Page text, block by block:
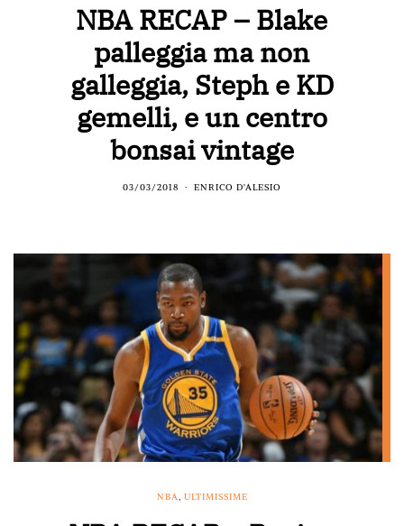
NBA RECAP – Blake
palleggia ma non
galleggia, Steph e KD
gemelli, e un centro
bonsai vintage
03/03/2018 ENRICO D'ALESIO
NBA ULTIMISSIME